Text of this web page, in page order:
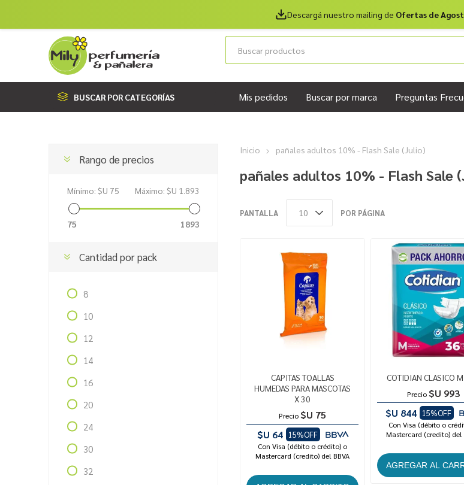
Descargá nuestro mailing de Ofertas de
BUSCAR POR CATEGORÍAS Mis pedidos Buscar por marca Preguntas
Inicio pañales adultos 10% - Flash Sale (Julio)
pañales adultos 10% - Flash Sale
PANTALLA POR PÁGINA
CAPITAS TOALLAS
HUMEDAS PARA MASCOTAS
X 30
Precio $U 75
$U 64 15%OFF
Con Visa (débito o crédito) o
Mastercard (credito) del BBVA
COTIDIAN CLASICO
Precio $U 993
$U 844
15%OFF
Con Visa (débito o
Mastercard (credito) del
Rango de precios
Mínimo: $U 75 Máximo: $U 1.893
75 1893
Cantidad por pack
8
10
12
14
16
20
24
30
32